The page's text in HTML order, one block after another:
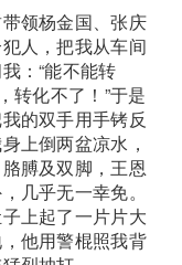
领杨金国、张庆
人，把我从车间
：“能不能转
转化不了！”于是
的双手用手铐反
上倒两盆凉水，
膊及双脚，王恩
几乎无一幸免。
上起了一片片大
他用警棍照我背